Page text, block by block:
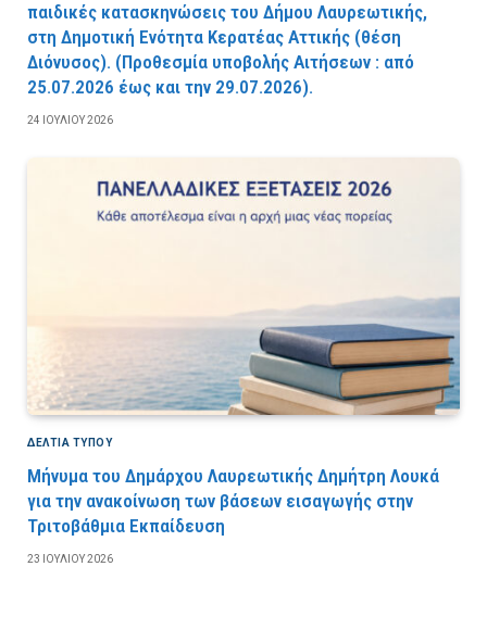
παιδικές κατασκηνώσεις του Δήμου Λαυρεωτικής,
στη Δημοτική Ενότητα Κερατέας Αττικής (θέση
Διόνυσος). (Προθεσμία υποβολής Αιτήσεων : από
25.07.2026 έως και την 29.07.2026).
24 ΙΟΥΛΊΟΥ 2026
ΔΕΛΤΙΑ ΤΥΠΟΥ
Μήνυμα του Δημάρχου Λαυρεωτικής Δημήτρη Λουκά
για την ανακοίνωση των βάσεων εισαγωγής στην
Τριτοβάθμια Εκπαίδευση
23 ΙΟΥΛΊΟΥ 2026